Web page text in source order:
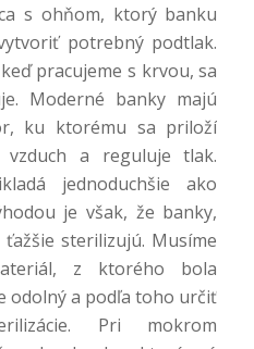
s ohňom, ktorý banku
potrebný podtlak.
pracujeme s krvou, sa
Moderné banky majú
ku ktorému sa priloží
vzduch a reguluje tlak.
jednoduchšie ako
je však, že banky,
sterilizujú. Musíme
z ktorého bola
odolný a podľa toho určiť
Pri mokrom